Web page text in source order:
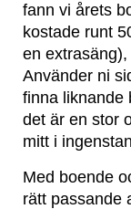
fann vi årets
kostade runt
en
Använder ni
finna liknande
det är en stor
mitt i
Med boende
rätt passande